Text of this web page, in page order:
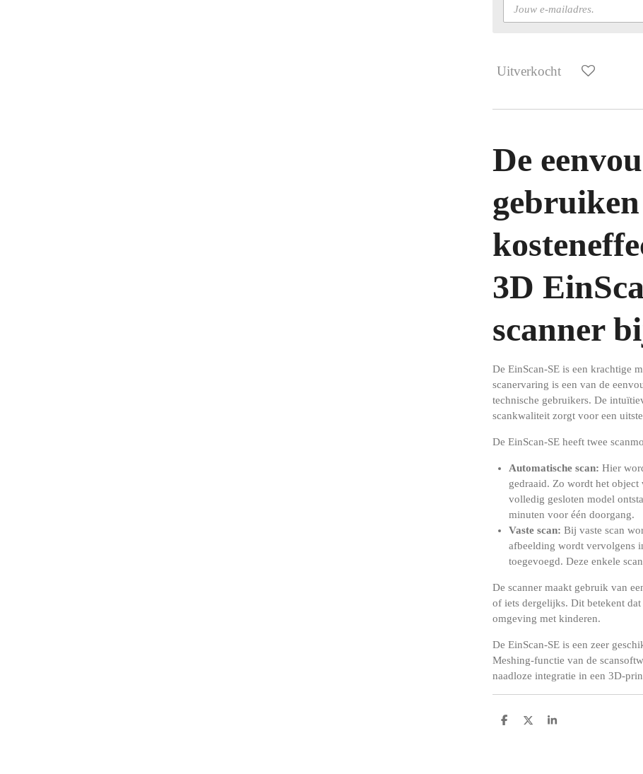
Uitverkocht
De
3D
scanner
De EinScan-SE is een krachtige
scanervaring is een van de
technische gebruikers. De
scankwaliteit zorgt voor een
De EinScan-SE heeft twee
Automatische scan: Hier
gedraaid. Zo wordt het object
volledig gesloten model
minuten voor één doorgang.
Vaste scan: Bij vaste scan
afbeelding wordt vervolgens
toegevoegd. Deze enkele
De scanner maakt gebruik van
of iets dergelijks. Dit betekent
omgeving met kinderen.
De EinScan-SE is een zeer
Meshing-functie van de
naadloze integratie in een 3D-
D
D
S